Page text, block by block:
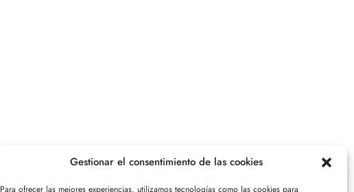
Gestionar el consentimiento de las cookies
Para ofrecer las mejores experiencias, utilizamos tecnologías como las cookies para